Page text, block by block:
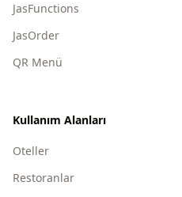
JasFunctions
JasOrder
QR Menü
Kullanım Alanları
Oteller
Restoranlar